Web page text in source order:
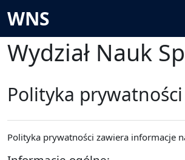
WNS
Wydział Nauk
Polityka prywatności
Polityka prywatności zawiera informacje